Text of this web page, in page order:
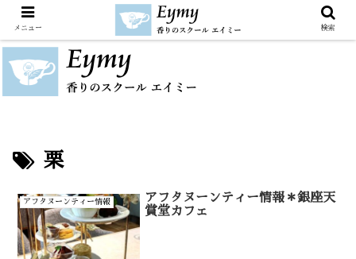
栗
アフタヌーンティー情報
アフタヌーンティー情報＊銀座天
賞堂カフェ
メニュー 検索